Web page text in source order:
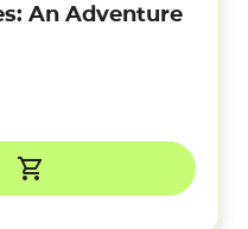
An Adventure